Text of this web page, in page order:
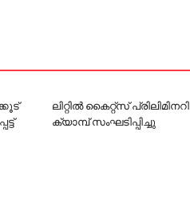
ലിറ്റില്‍ കൈറ്റ്‌സ് പ്രിലിമിനറി
ക്യാമ്പ് സംഘടിപ്പിച്ചു